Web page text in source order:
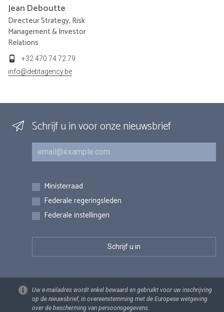
Jean Deboutte
Directeur Strategy, Risk
Management & Investor
Relations
+32 470 74 72 79
info@debtagency.be
Schrijf u in voor onze nieuwsbrief
E-mail
Inschrijvingen
Ministerraad
Federale regeringsleden
Federale instellingen
Uw e-mailadres wordt enkel bewaard en gebruikt voor uw inschrijving
op de nieuwsbrief, in overeenstemming met de Europese wetgeving
over de bescherming van persoonsgegevens.